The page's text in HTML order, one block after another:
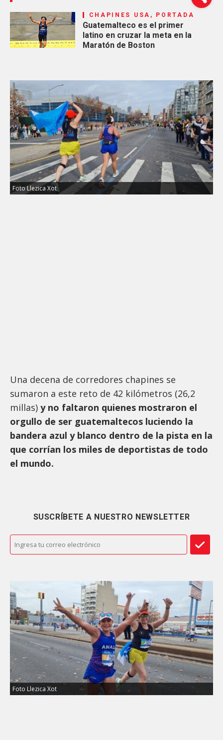
CHAPINES USA, PORTADA
Guatemalteco es el primer
latino en cruzar la meta en la
Maratón de Boston
Foto Llezica Xot
Una decena de corredores chapines se
sumaron a este reto de 42 kilómetros (26,2
millas) y no faltaron quienes mostraron el
orgullo de ser guatemaltecos luciendo la
bandera azul y blanco dentro de la pista en la
que corrían los miles de deportistas de todo
el mundo.
SUSCRÍBETE A NUESTRO NEWSLETTER
Foto Llezica Xot